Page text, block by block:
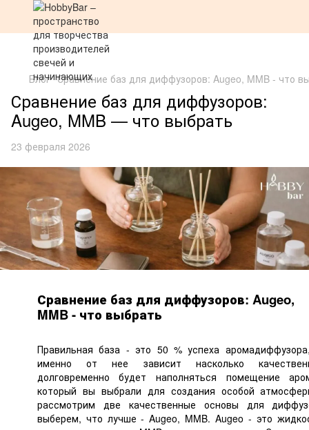
Блог Сравнение баз для диффузоров: Augeo, MMB - что
Сравнение баз для диффузоров:
Augeo, MMB — что выбрать
23 февраля 2026
Сравнение баз для диффузоров: Augeo,
MMB - что выбрать
Правильная база - это 50 % успеха
именно от нее зависит насколько
долговременно будет наполняться помещение
который вы выбрали для создания особой
рассмотрим две качественные основы для
выберем, что лучше - Augeo, MMB. Augeo - это